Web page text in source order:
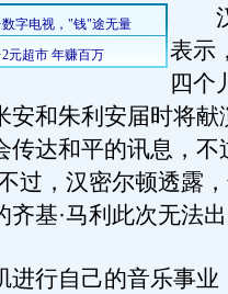
汉
表示
四
安和朱利安届时将献
传达和平的讯息，不
过，汉密尔顿透露
基·马利此次无法
行自己的音乐事业